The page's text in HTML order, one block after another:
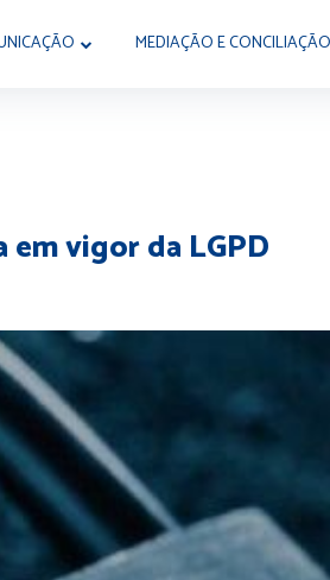
MEDIAÇÃO E CONCILIAÇÃO
vigor da LGPD